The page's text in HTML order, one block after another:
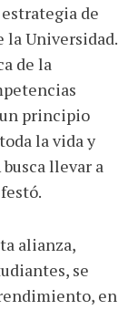
de
Universidad.
de la
principio
la vida y
llevar a
alianza,
se
en